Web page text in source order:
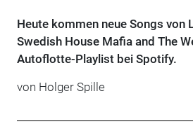
Heute kommen neue Songs von
Swedish House Mafia and The
Autoflotte-Playlist bei Spotify.
von Holger Spille